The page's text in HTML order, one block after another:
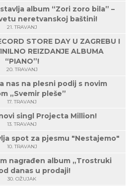
album “Zori zoro bila” –
neretvanskoj baštini!
21. TRAVANJ
STORE DAY U ZAGREBU I
REIZDANJE ALBUMA
“PIANO”!
20. TRAVANJ
nas na plesni podij s novim
„Svemir pleše”
17. TRAVANJ
singl Projecta Million!
13. TRAVANJ
spot za pjesmu "Nestajemo"
10. TRAVANJ
nagrađen album „Trostruki
danas u prodaji!
30. OŽUJAK